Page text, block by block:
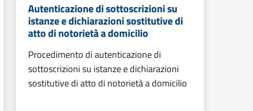
Autenticazione di sottoscrizioni su
istanze e dichiarazioni sostitutive di
atto di notorietà a domicilio
Procedimento di autenticazione di
sottoscrizioni su istanze e dichiarazioni
sostitutive di atto di notorietà a domicilio